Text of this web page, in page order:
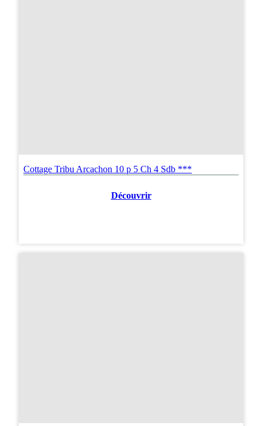
Cottage Tribu Arcachon 10 p 5 Ch 4 Sdb ***
Découvrir